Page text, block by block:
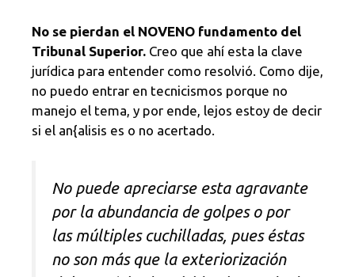
No se pierdan el NOVENO fundamento del
Tribunal Superior. Creo que ahí esta la clave
jurídica para entender como resolvió. Como dije,
no puedo entrar en tecnicismos porque no
manejo el tema, y por ende, lejos estoy de decir
si el an{alisis es o no acertado.
No puede apreciarse esta agravante
por la abundancia de golpes o por
las múltiples cuchilladas, pues éstas
no son más que la exteriorización